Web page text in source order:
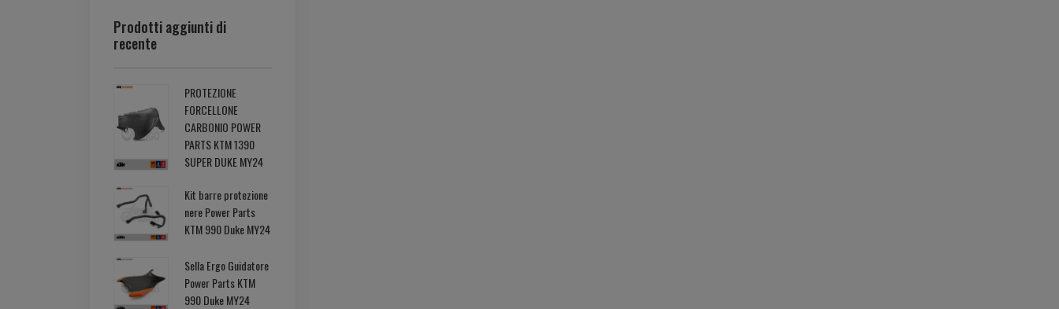
Prodotti aggiunti di
recente
PROTEZIONE
FORCELLONE
CARBONIO POWER
PARTS KTM 1390
SUPER DUKE MY24
Kit barre protezione
nere Power Parts
KTM 990 Duke MY24
Sella Ergo Guidatore
Power Parts KTM
990 Duke MY24